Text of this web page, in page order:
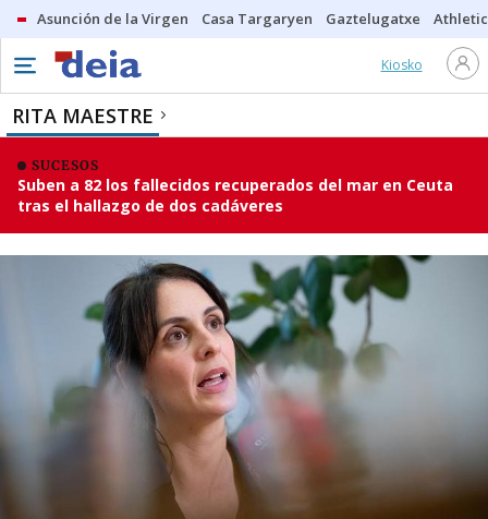
Asunción de la Virgen Casa Targaryen Gaztelugatxe Athletic
Kiosko
RITA MAESTRE
SUCESOS
Suben a 82 los fallecidos recuperados del mar en Ceuta
tras el hallazgo de dos cadáveres